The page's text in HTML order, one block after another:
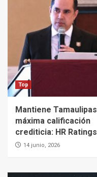
Top
Mantiene Tamaulipas
máxima calificación
crediticia: HR Ratings
14 junio, 2026